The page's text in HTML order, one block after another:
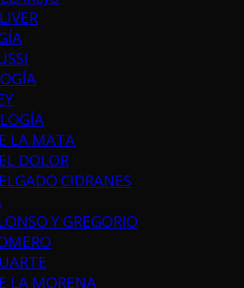
LA MATA
DOLOR
CIDRANES
Y GREGORIO
LA MORENA